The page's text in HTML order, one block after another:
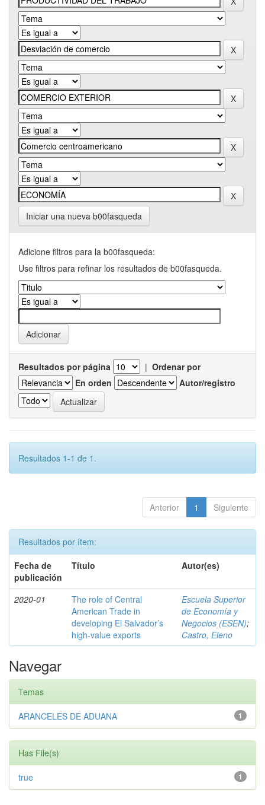
Iniciar una nueva b00fasqueda
Adicione filtros para la b00fasqueda:
Use filtros para refinar los resultados de b00fasqueda.
Resultados por página | Ordenar por
En orden
Autor/registro
Resultados 1-1 de 1.
Anterior 1 Siguiente
Resultados por ítem:
Fecha de
publicación
Título Autor(es)
2020-01
The role of Central
American Trade in
developing El Salvador’s
high-value exports
Escuela Superior
de Economía y
Negocios (ESEN);
Castro, Eleno
Navegar
Temas
1
ARANCELES DE ADUANA
Has File(s)
1
true